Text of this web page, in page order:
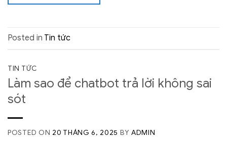
Posted in Tin tức
TIN TỨC
Làm sao để chatbot trả lời không sai
sót
POSTED ON 20 THÁNG 6, 2025 BYADMIN